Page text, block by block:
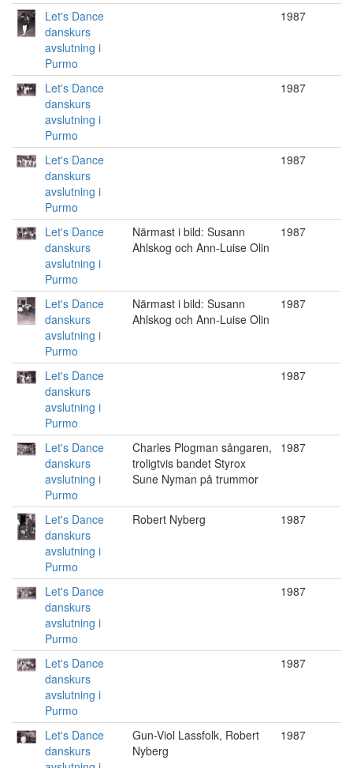
Let's Dance
danskurs
avslutning i
Purmo
1987
Let's Dance
danskurs
avslutning i
Purmo
1987
Let's Dance
danskurs
avslutning i
Purmo
1987
Let's Dance
danskurs
avslutning i
Purmo
Närmast i bild: Susann
Ahlskog och Ann-Luise Olin
1987
Let's Dance
danskurs
avslutning i
Purmo
Närmast i bild: Susann
Ahlskog och Ann-Luise Olin
1987
Let's Dance
danskurs
avslutning i
Purmo
1987
Let's Dance
danskurs
avslutning i
Purmo
Charles Plogman sångaren,
troligtvis bandet Styrox
Sune Nyman på trummor
1987
Let's Dance
danskurs
avslutning i
Purmo
Robert Nyberg 1987
Let's Dance
danskurs
avslutning i
Purmo
1987
Let's Dance
danskurs
avslutning i
Purmo
1987
Let's Dance
danskurs
Gun-Viol Lassfolk, Robert
Nyberg
1987